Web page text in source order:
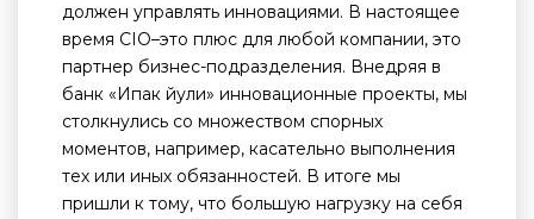
должен управлять инновациями. В настоящее
время CIO–это плюс для любой компании, это
партнер бизнес-подразделения. Внедряя в
банк «Ипак йули» инновационные проекты, мы
столкнулись со множеством спорных
моментов, например, касательно выполнения
тех или иных обязанностей. В итоге мы
пришли к тому, что большую нагрузку на себя